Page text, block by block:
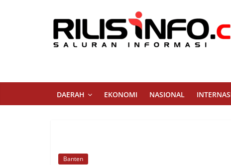
Rilis
Info
Saluran
Informasi
DAERAH EKONOMI NASIONAL
Banten